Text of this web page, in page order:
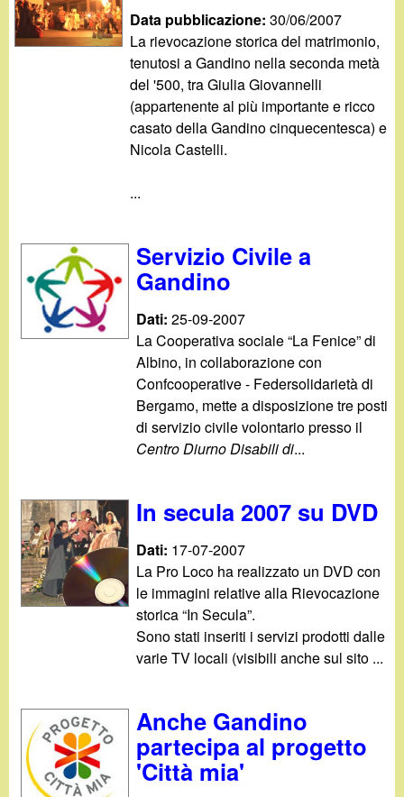
Data pubblicazione:30/06/2007
La rievocazione storica del matrimonio,
tenutosi a Gandino nella seconda metà
del '500, tra Giulia Giovannelli
(appartenente al più importante e ricco
casato della Gandino cinquecentesca) e
Nicola Castelli.
...
Servizio Civile a
Gandino
Dati:25-09-2007
La Cooperativa sociale “La Fenice” di
Albino, in collaborazione con
Confcooperative - Federsolidarietà di
Bergamo, mette a disposizione tre posti
di servizio civile volontario presso il
Centro Diurno Disabili di...
In secula 2007 su DVD
Dati: 17-07-2007
La Pro Loco ha realizzato un DVD con
le immagini relative alla Rievocazione
storica “In Secula”.
Sono stati inseriti i servizi prodotti dalle
varie TV locali (visibili anche sul sito ...
Anche Gandino
partecipa al progetto
'Città mia'